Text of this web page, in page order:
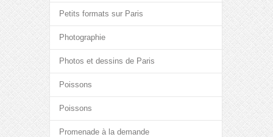
Petits formats sur Paris
Photographie
Photos et dessins de Paris
Poissons
Poissons
Promenade à la demande